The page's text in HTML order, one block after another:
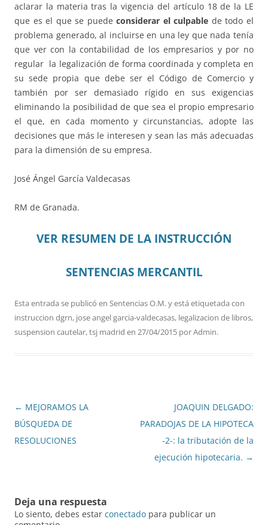
aclarar la materia tras la vigencia del artículo 18 de la LE
que es el que se puedeconsiderar el culpable de todo el
problema generado, al incluirse en una ley que nada tenía
que ver con la contabilidad de los empresarios y por no
regular la legalización de forma coordinada y completa en
su sede propia que debe ser el Código de Comercio y
también por ser demasiado rígido en sus exigencias
eliminando la posibilidad de que sea el propio empresario
el que, en cada momento y circunstancias, adopte las
decisiones que más le interesen y sean las más adecuadas
para la dimensión de su empresa.
José Ángel García Valdecasas
RM de Granada.
VER RESUMEN DE LA INSTRUCCIÓN
SENTENCIAS MERCANTIL
Esta entrada se publicó en Sentencias O.M.y está etiquetada con
instruccion dgrn, jose angel garcia-valdecasas, legalizacion de libros,
suspension cautelar,tsj madrid en 27/04/2015 porAdmin.
Navegación
de
entradas
← MEJORAMOS LA
BÚSQUEDA DE
RESOLUCIONES
JOAQUIN DELGADO:
PARADOJAS DE LA HIPOTECA
-2-: la tributación de la
ejecución hipotecaria. →
Deja una respuesta
Lo siento, debes estar conectado para publicar un